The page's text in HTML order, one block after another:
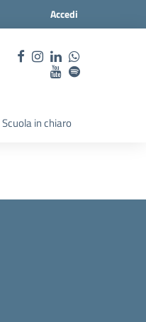
Accedi
Scuola in chiaro